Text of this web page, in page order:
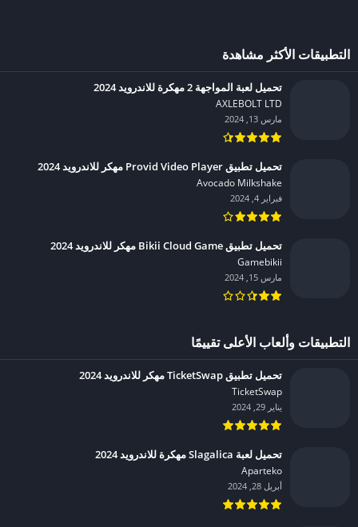
التطبيقات الأكثر مشاهدة
تحميل لعبة المواجهة 2 مهكرة للاندرويد 2024
AXLEBOLT LTD‏
مارس 13, 2024
تحميل تطبيق Provid Video Player مهكر للاندرويد 2024
Avocado Milkshake‏
فبراير 4, 2024
تحميل تطبيق Bikii Cloud Game مهكر للاندرويد 2024
Gamebikii‏
مارس 15, 2024
التطبيقات وألعاب الأعلى تقييمًا
تحميل تطبيق TicketSwap مهكر للاندرويد 2024
TicketSwap‏
يناير 29, 2024
تحميل لعبة Slagalica مهكرة للاندرويد 2024
Aparteko‏
أبريل 28, 2024